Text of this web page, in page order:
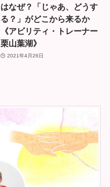
はなぜ？「じゃあ、どうす
る？」がどこから来るか
《アビリティ・トレーナー
栗山葉湖》
2021年4月26日